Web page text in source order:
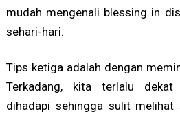
mudah mengenali blessing in
sehari-hari.
Tips ketiga adalah dengan
Terkadang, kita terlalu
dihadapi sehingga sulit melihat